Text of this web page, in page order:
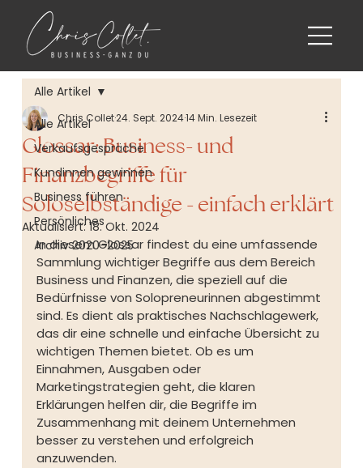
Alle Artikel
Verkaufsgespräche
Kundinnen gewinnen
Business führen
Persönliches
Archiv 2020–2025
Alle Artikel
Glossar: Business- und
Finanzbegriffe für
Soloselbständige - einfach erklärt
Chris Collet24. Sept. 202414 Min. Lesezeit
Aktualisiert: 18. Okt. 2024
In diesem Glossar findest du eine umfassende
Sammlung wichtiger Begriffe aus dem Bereich
Business und Finanzen, die speziell auf die
Bedürfnisse von Solopreneurinnen abgestimmt
sind. Es dient als praktisches Nachschlagewerk,
das dir eine schnelle und einfache Übersicht zu
wichtigen Themen bietet. Ob es um
Einnahmen, Ausgaben oder
Marketingstrategien geht, die klaren
Erklärungen helfen dir, die Begriffe im
Zusammenhang mit deinem Unternehmen
besser zu verstehen und erfolgreich
anzuwenden.